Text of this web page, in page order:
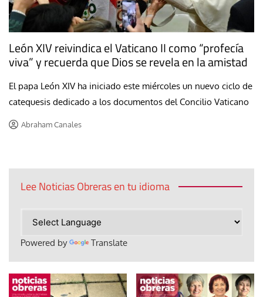
León XIV reivindica el Vaticano II como “profecía
viva” y recuerda que Dios se revela en la amistad
El papa León XIV ha iniciado este miércoles un nuevo ciclo de
catequesis dedicado a los documentos del Concilio Vaticano
Abraham Canales
Lee Noticias Obreras en tu idioma
Powered by Translate